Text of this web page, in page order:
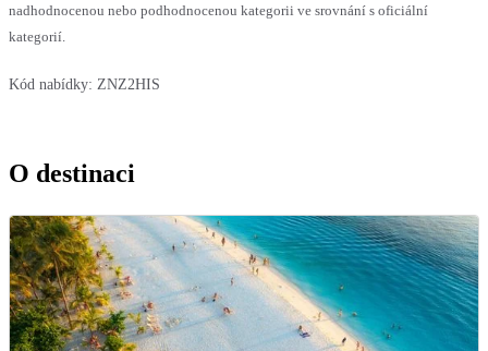
nadhodnocenou nebo podhodnocenou kategorii ve srovnání s oficiální
kategorií.
Kód nabídky: ZNZ2HIS
O destinaci